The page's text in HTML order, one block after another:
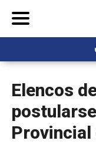
Elencos
Provincial